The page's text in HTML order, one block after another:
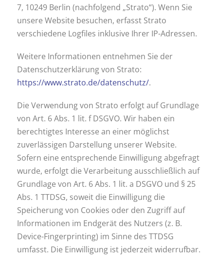
7, 10249 Berlin (nachfolgend „Strato“). Wenn Sie
unsere Website besuchen, erfasst Strato
verschiedene Logfiles inklusive Ihrer IP-Adressen.
Weitere Informationen entnehmen Sie der
Datenschutzerklärung von Strato:
https://www.strato.de/datenschutz/.
Die Verwendung von Strato erfolgt auf Grundlage
von Art. 6 Abs. 1 lit. f DSGVO. Wir haben ein
berechtigtes Interesse an einer möglichst
zuverlässigen Darstellung unserer Website.
Sofern eine entsprechende Einwilligung abgefragt
wurde, erfolgt die Verarbeitung ausschließlich auf
Grundlage von Art. 6 Abs. 1 lit. a DSGVO und § 25
Abs. 1 TTDSG, soweit die Einwilligung die
Speicherung von Cookies oder den Zugriff auf
Informationen im Endgerät des Nutzers (z. B.
Device-Fingerprinting) im Sinne des TTDSG
umfasst. Die Einwilligung ist jederzeit widerrufbar.